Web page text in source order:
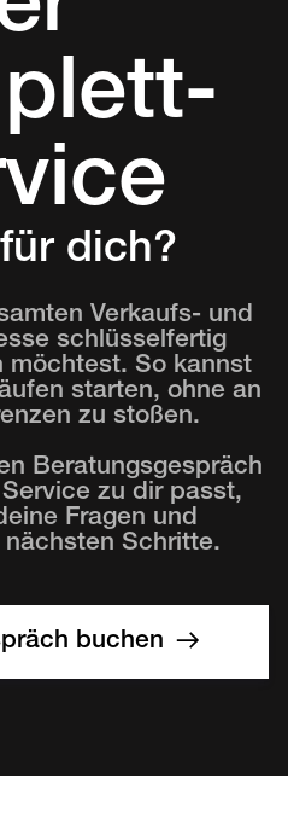
dich?
Verkaufs- und
schlüsselfertig
möchtest. So kannst
starten, ohne an
zu stoßen.
Beratungsgespräch
zu dir passt,
Fragen und
Schritte.
buchen